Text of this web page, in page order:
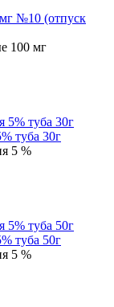
№10 (отпуск
100 мг
туба 30г
5 %
туба 50г
5 %